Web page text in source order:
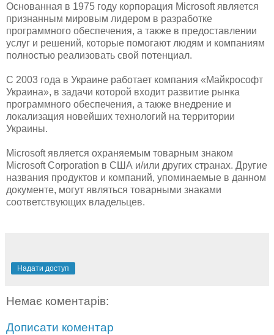
Основанная в 1975 году корпорация Microsoft является
признанным мировым лидером в разработке
программного обеспечения, а также в предоставлении
услуг и решений, которые помогают людям и компаниям
полностью реализовать свой потенциал.
С 2003 года в Украине работает компания «Майкрософт
Украина», в задачи которой входит развитие рынка
программного обеспечения, а также внедрение и
локализация новейших технологий на территории
Украины.
Microsoft является охраняемым товарным знаком
Microsoft Corporation в США и/или других странах. Другие
названия продуктов и компаний, упоминаемые в данном
документе, могут являться товарными знаками
соответствующих владельцев.
Надати доступ
Немає коментарів:
Дописати коментар